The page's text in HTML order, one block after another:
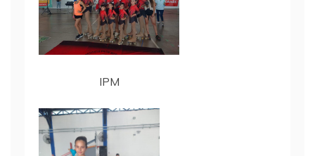
IPM